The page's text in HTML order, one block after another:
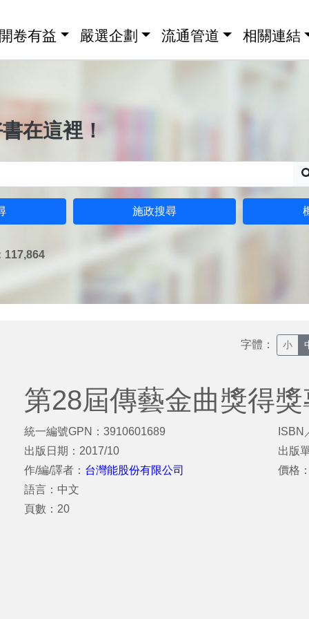
卷有益 嚴選企劃 流通管道 相關連結
在這裡！
施政搜尋
117,864
字體： 小
第28屆傳藝金曲獎得
統一編號GPN：3910601689
出版日期：2017/10
作/編/譯者： 台灣能股份有限公司
語言：中文
頁數：20
ISBN
出版
價格